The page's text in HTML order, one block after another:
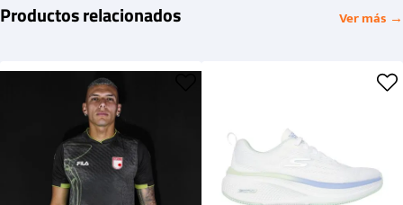
Productos relacionados Ver más →